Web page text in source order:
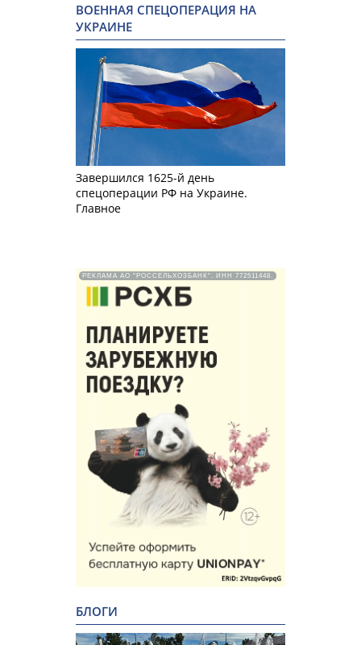
ВОЕННАЯ СПЕЦОПЕРАЦИЯ НА
УКРАИНЕ
Завершился 1625-й день
спецоперации РФ на Украине.
Главное
РЕКЛАМА АО "РОССЕЛЬХОЗБАНК". ИНН 772511448.
БЛОГИ